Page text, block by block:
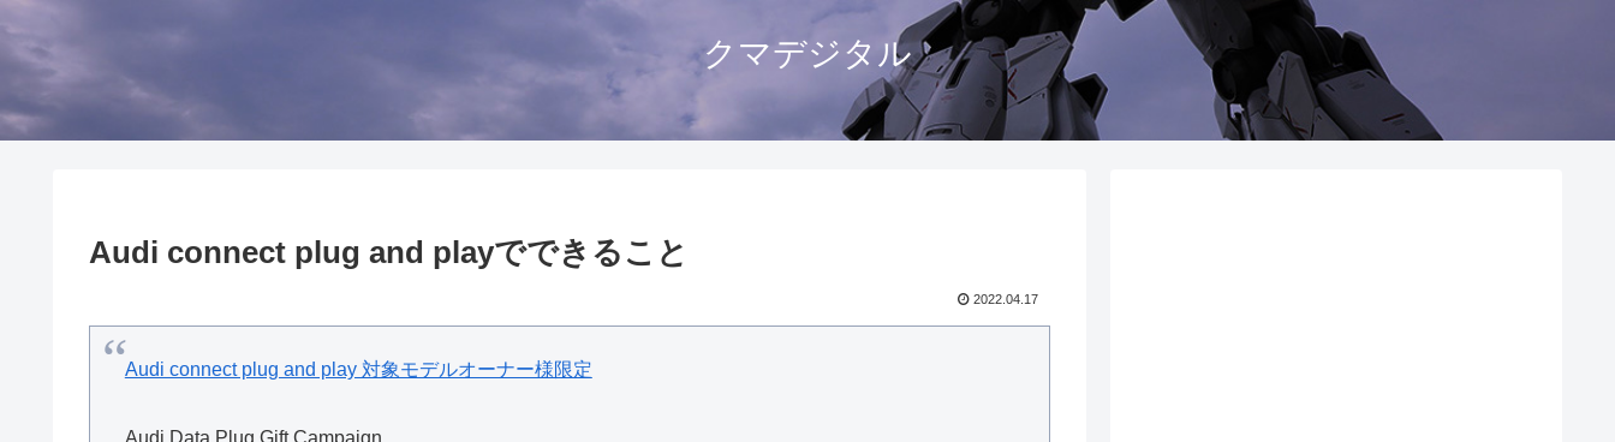
クマデジタル
Audi connect plug and playでできること
2022.04.17
Audi connect plug and play 対象モデルオーナー様限定
Audi Data Plug Gift Campaign